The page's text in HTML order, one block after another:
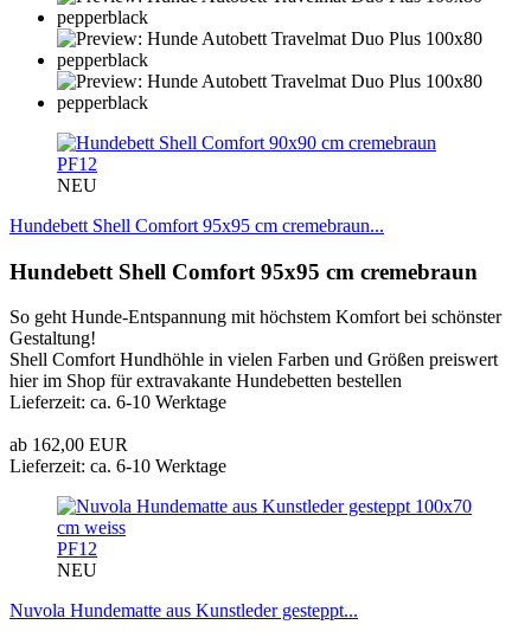
PF12
NEU
Hundebett Shell Comfort 95x95 cm cremebraun...
Hundebett Shell Comfort 95x95 cm cremebraun
So geht Hunde-Entspannung mit höchstem Komfort bei schönster
Gestaltung!
Shell Comfort Hundhöhle in vielen Farben und Größen preiswert
hier im Shop für extravakante Hundebetten bestellen
Lieferzeit: ca. 6-10 Werktage
ab 162,00 EUR
Lieferzeit: ca. 6-10 Werktage
PF12
NEU
Nuvola Hundematte aus Kunstleder gesteppt...